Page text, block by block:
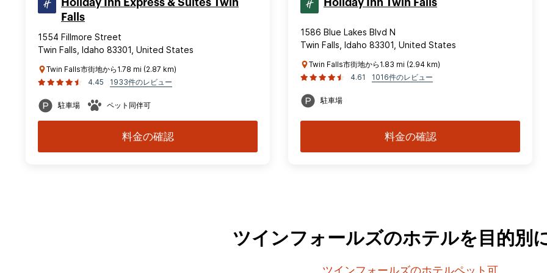
Holiday Inn Express & Suites Twin
Falls
1554 Fillmore Street
Twin Falls, Idaho 83301, United States
Twin Falls市街地から1.78 mi (2.87 km)
4.45
1933件のレビュー
駐車場 ペット同伴可
料金の確認
Holiday Inn Twin Falls
1586 Blue Lakes Blvd N
Twin Falls, Idaho 83301, United States
Twin Falls市街地から1.83 mi (2.94 km)
4.61
1016件のレビュー
駐車場
料金の確認
ツインフォールズのホテルを目的別
ツインフォールズのホテルペット可